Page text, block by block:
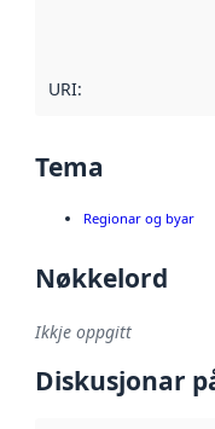
URI:
Tema
Regionar og byar
Nøkkelord
Ikkje oppgitt
Diskusjonar